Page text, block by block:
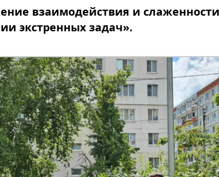
взаимодействия и
экстренных задач».